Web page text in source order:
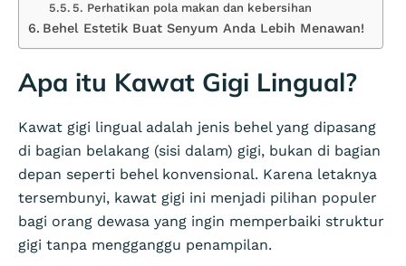
5. Perhatikan pola makan dan kebersihan
Behel Estetik Buat Senyum Anda Lebih Menawan!
Apa itu Kawat Gigi Lingual?
Kawat gigi lingual adalah jenis behel yang dipasang
di bagian belakang (sisi dalam) gigi, bukan di bagian
depan seperti behel konvensional. Karena letaknya
tersembunyi, kawat gigi ini menjadi pilihan populer
bagi orang dewasa yang ingin memperbaiki struktur
gigi tanpa mengganggu penampilan.